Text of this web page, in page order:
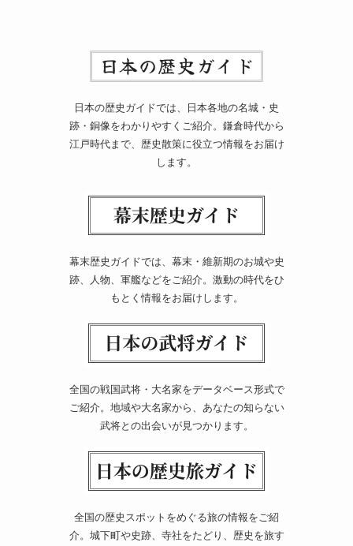
日本の歴史ガイドでは、日本各地の名城・史
跡・銅像をわかりやすくご紹介。鎌倉時代から
江戸時代まで、歴史散策に役立つ情報をお届け
します。
幕末歴史ガイドでは、幕末・維新期のお城や史
跡、人物、軍艦などをご紹介。激動の時代をひ
もとく情報をお届けします。
全国の戦国武将・大名家をデータベース形式で
ご紹介。地域や大名家から、あなたの知らない
武将との出会いが見つかります。
全国の歴史スポットをめぐる旅の情報をご紹
介。城下町や史跡、寺社をたどり、歴史を旅す